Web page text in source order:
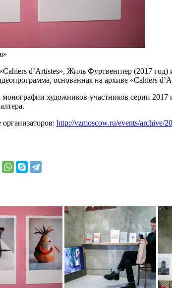
d’Artistes», Жиль Фуртвенглер (2017
основанная на архиве «Cahiers
монографии художников-участников серии
http://vzmoscow.ru/events/archive/